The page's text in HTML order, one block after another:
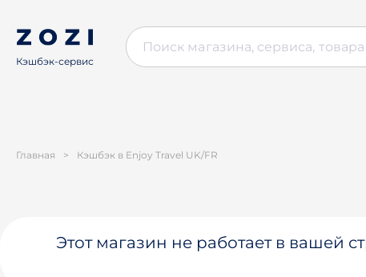
Кэшбэк-сервис
Главная > Кэшбэк в Enjoy Travel UK/FR
Этот магазин не работает в вашей